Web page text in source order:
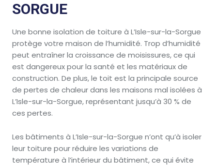
SORGUE
Une bonne isolation de toiture à L’Isle-sur-la-Sorgue
protège votre maison de l’humidité. Trop d’humidité
peut entraîner la croissance de moisissures, ce qui
est dangereux pour la santé et les matériaux de
construction. De plus, le toit est la principale source
de pertes de chaleur dans les maisons mal isolées à
L’Isle-sur-la-Sorgue, représentant jusqu’à 30 % de
ces pertes.
Les bâtiments à L’Isle-sur-la-Sorgue n’ont qu’à isoler
leur toiture pour réduire les variations de
température à l’intérieur du bâtiment, ce qui évite